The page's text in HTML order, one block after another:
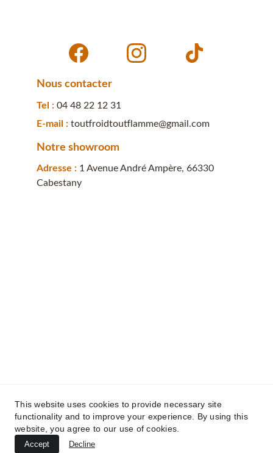
E-mail : toutfroidtoutflamme@gmail.com
Tel : 04 48 22 12 31
Toutfroidtoutflamme© 2025. Tout droits
Adresse : 1 Avenue André Ampère, 66330
Cabestany
Notre showroom
Nous contacter
This website uses cookies to provide necessary site
functionality and to improve your experience. By using this
website, you agree to our use of cookies.
Accept Decline